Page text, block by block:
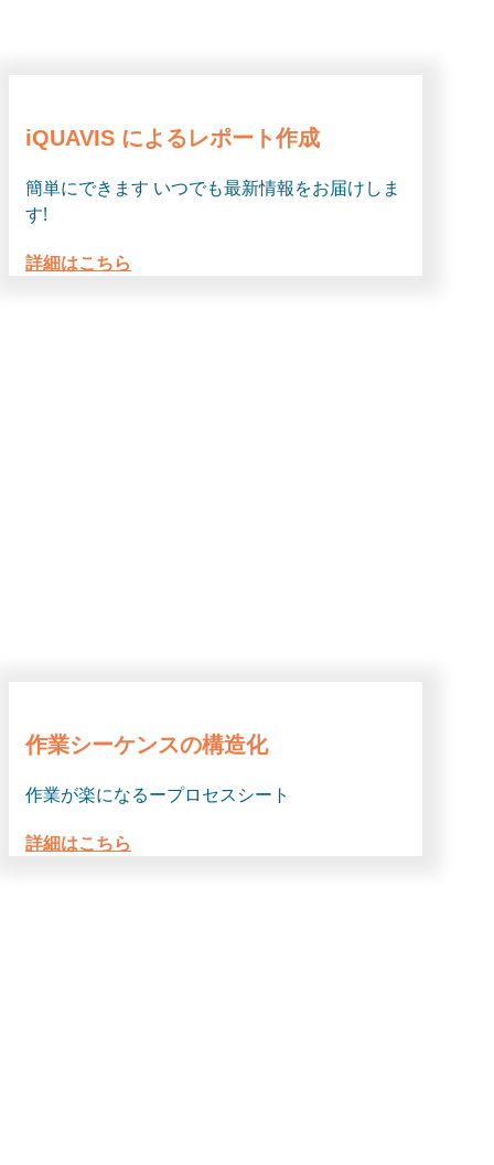
iQUAVIS によるレポート作成
簡単にできます いつでも最新情報をお届けしま
す!
詳細はこちら
作業シーケンスの構造化
作業が楽になるープロセスシート
詳細はこちら